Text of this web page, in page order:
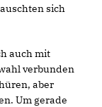
sich
auch mit
verbunden
aber
Um gerade